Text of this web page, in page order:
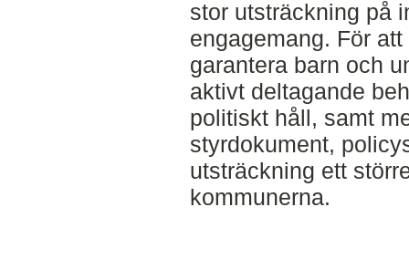
stor utsträckning på
engagemang. För
garantera barn och
aktivt deltagande
politiskt håll, samt
styrdokument,
utsträckning ett
kommunerna.